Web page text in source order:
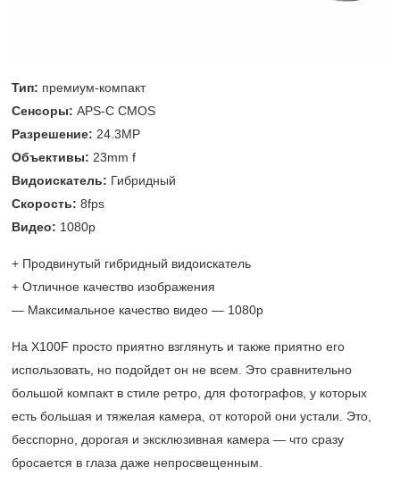
Тип: премиум-компакт
Сенсоры: APS-C CMOS
Разрешение: 24.3MP
Объективы: 23mm f
Видоискатель: Гибридный
Скорость: 8fps
Видео: 1080p
+ Продвинутый гибридный видоискатель
+ Отличное качество изображения
— Максимальное качество видео — 1080p
На X100F просто приятно взглянуть и также приятно его
использовать, но подойдет он не всем. Это сравнительно
большой компакт в стиле ретро, для фотографов, у которых
есть большая и тяжелая камера, от которой они устали. Это,
бесспорно, дорогая и эксклюзивная камера — что сразу
бросается в глаза даже непросвещенным.